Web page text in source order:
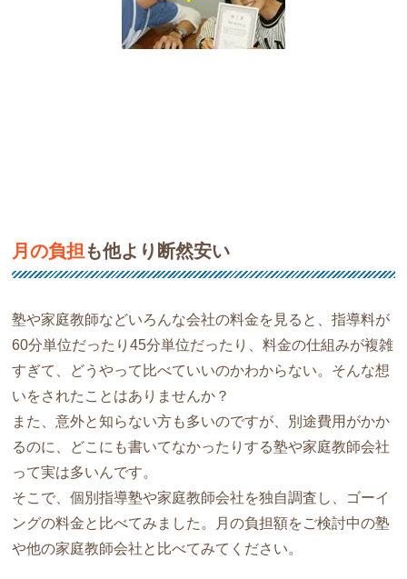
月の負担 も他より断然安い
塾や家庭教師などいろんな会社の料金を見ると、指導料が
60分単位だったり45分単位だったり、料金の仕組みが複雑
すぎて、どうやって比べていいのかわからない。そんな想
いをされたことはありませんか？
また、意外と知らない方も多いのですが、別途費用がかか
るのに、どこにも書いてなかったりする塾や家庭教師会社
って実は多いんです。
そこで、個別指導塾や家庭教師会社を独自調査し、ゴーイ
ングの料金と比べてみました。月の負担額をご検討中の塾
や他の家庭教師会社と比べてみてください。